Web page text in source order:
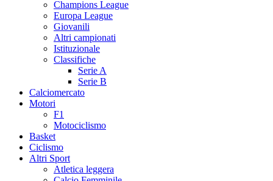
Champions League
Europa League
Giovanili
Altri campionati
Istituzionale
Classifiche
Serie A
Serie B
Calciomercato
Motori
F1
Motociclismo
Basket
Ciclismo
Altri Sport
Atletica leggera